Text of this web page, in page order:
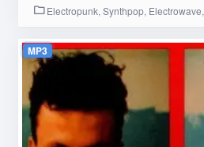
Electropunk, Synthpop, Electrowave,
MP3